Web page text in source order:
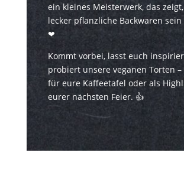
ein kleines Meisterwerk, das
lecker pflanzliche Backwaren sein
❤
Kommt vorbei, lasst euch
probiert unsere veganen Torten
für eure Kaffeetafel oder als
eurer nächsten Feier. 👍